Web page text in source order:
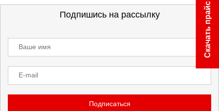
Подпишись на рассылку
Ваше имя
E-mail
Подписаться
Скачать прайс